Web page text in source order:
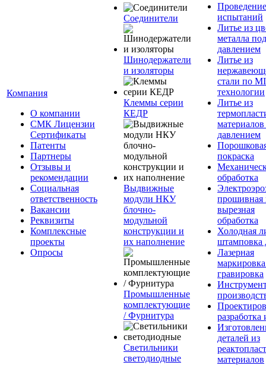
Компания
О компании
СМК Лицензии
Сертификаты
Патенты
Партнеры
Отзывы и
рекомендации
Социальная
ответственность
Вакансии
Реквизиты
Комплексные
проекты
Опросы
Соединители
Шинодержатели
и изоляторы
Клеммы серии
КЕДР
Выдвижные
модули НКУ
блочно-
модульной
конструкции и
их наполнение
Промышленные
комплектующие
/ Фурнитура
Светильники
светодиодные
Проведение
испытаний
Литье из
металла под
давлением
Литье из
стали по
технологии
Литье из
давлением
покраска
обработка
прошивная
вырезная
обработка
Холодная
штамповка
Лазерная
гравировка
разработка
деталей из
материалов